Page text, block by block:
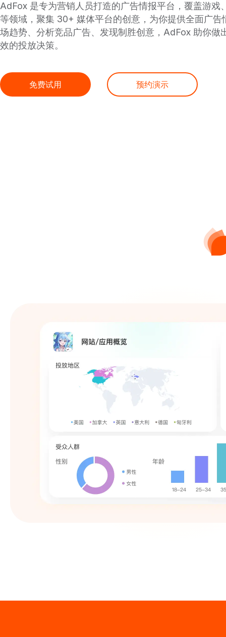
AdFox 是专为营销人员打造的广告情报平台，覆盖游戏
等领域，聚集 30+ 媒体平台的创意，为你提供全面广告
场趋势、分析竞品广告、发现制胜创意，AdFox 助你做
效的投放决策。
免费试用 预约演示